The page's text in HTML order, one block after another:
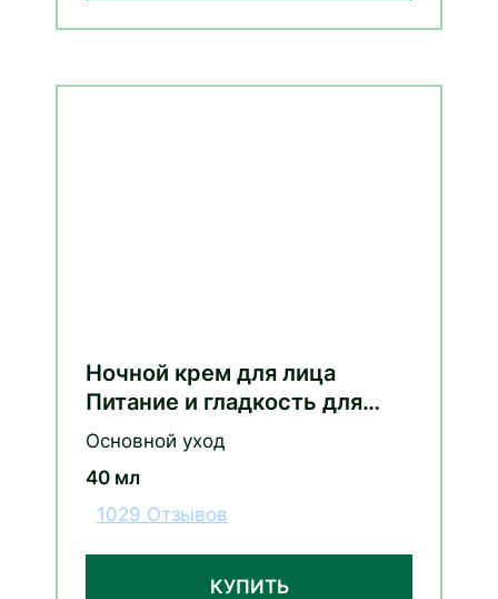
Ночной крем для лица
Питание и гладкость для
нормальной и
комбинированной кожи с
маслом облепихи
Основной уход
40 мл
1029 Отзывов
КУПИТЬ